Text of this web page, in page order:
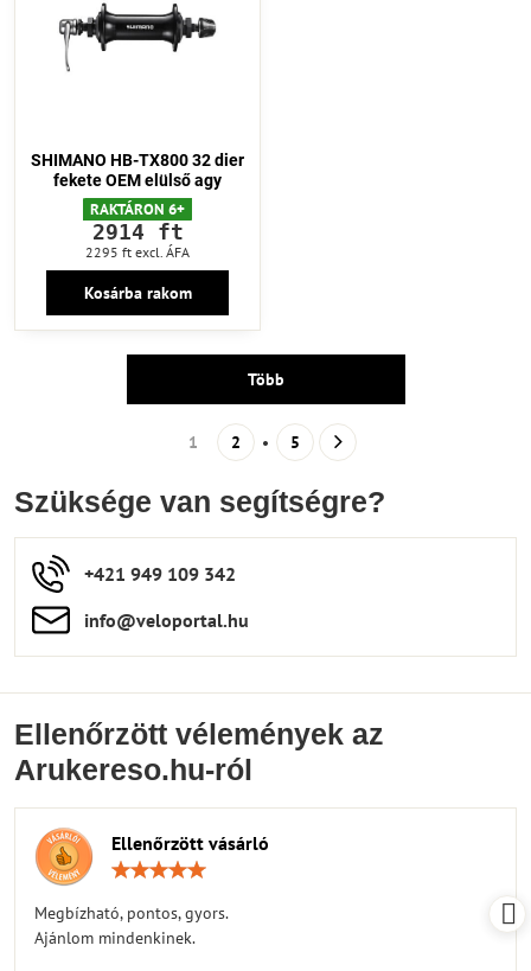
SHIMANO HB-TX800 32 dier
fekete OEM elülső agy
RAKTÁRON 6+
2914 ft
2295 ft excl. ÁFA
Kosárba rakom
Több
1 2 5
Szüksége van segítségre?
+421 949 109 342
info​​@veloportal​.hu
Ellenőrzött vélemények az
Arukereso.hu-ról
Ellenőrzött vásárló
Megbízható, pontos, gyors.
Ajánlom mindenkinek.